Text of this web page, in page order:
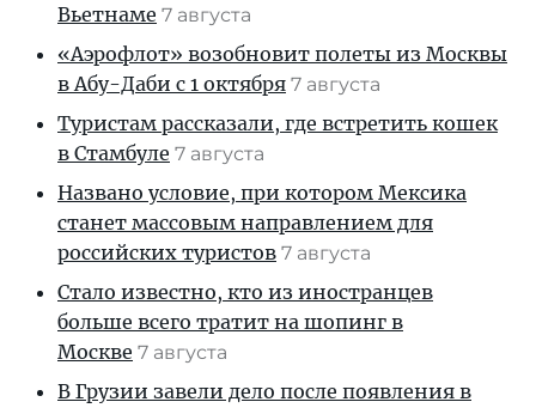
Вьетнаме 7 августа
«Аэрофлот» возобновит полеты из Москвы
в Абу-Даби с 1 октября 7 августа
Туристам рассказали, где встретить кошек
в Стамбуле 7 августа
Названо условие, при котором Мексика
станет массовым направлением для
российских туристов 7 августа
Стало известно, кто из иностранцев
больше всего тратит на шопинг в
Москве 7 августа
В Грузии завели дело после появления в